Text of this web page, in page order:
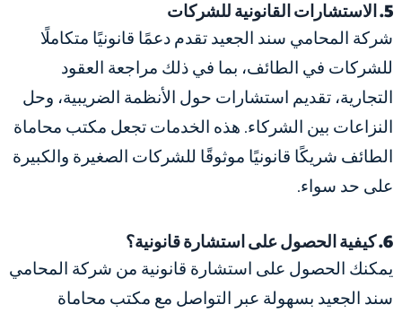
5. الاستشارات القانونية للشركات
شركة المحامي سند الجعيد تقدم دعمًا قانونيًا متكاملًا
للشركات في الطائف، بما في ذلك مراجعة العقود
التجارية، تقديم استشارات حول الأنظمة الضريبية، وحل
النزاعات بين الشركاء. هذه الخدمات تجعل مكتب محاماة
الطائف شريكًا قانونيًا موثوقًا للشركات الصغيرة والكبيرة
على حد سواء.
6. كيفية الحصول على استشارة قانونية؟
يمكنك الحصول على استشارة قانونية من شركة المحامي
سند الجعيد بسهولة عبر التواصل مع مكتب محاماة